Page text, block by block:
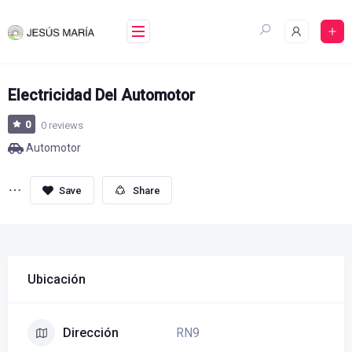
to
Electricidad Del Automotor
0 0 reviews
Automotor
Share
Ubicación
Dirección RN9